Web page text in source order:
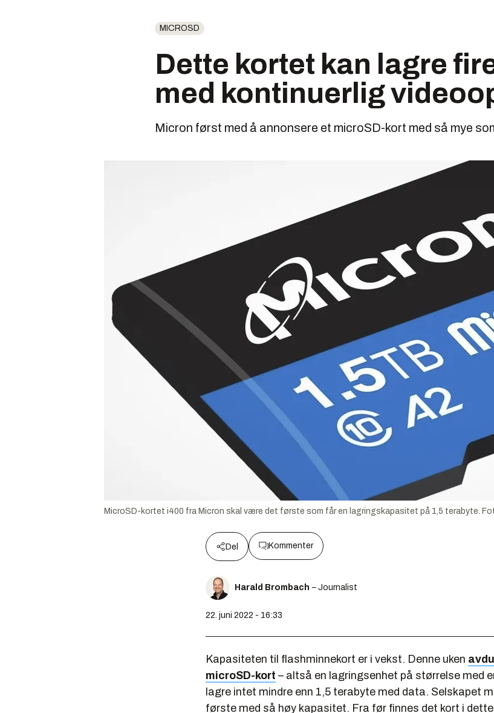
MICROSD
Dette kortet kan lagre
med kontinuerlig
Micron først med å annonsere et microSD-kort med så mye
MicroSD-kortet i400 fra Micron skal være det første som får en lagringskapasitet på 1,5 terabyte.
Del Kommenter
Harald Brombach – Journalist
22. juni 2022 - 16:33
Kapasiteten til flashminnekort er i vekst. Denne uken
microSD-kort – altså en lagringsenhet på størrelse med
lagre intet mindre enn 1,5 terabyte med data. Selskapet
første med så høy kapasitet. Fra før finnes det kort i